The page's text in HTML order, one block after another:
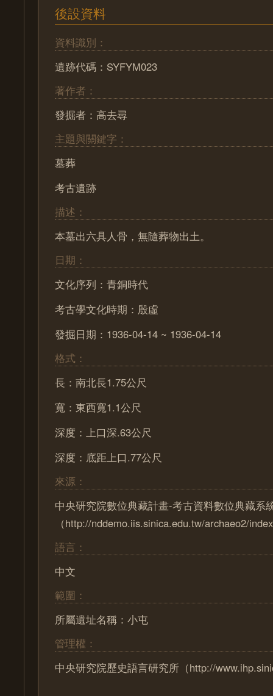
後設資料
資料識別：
遺跡代碼：SYFYM023
著作者：
發掘者：高去尋
主題與關鍵字：
墓葬
考古遺跡
描述：
本墓出六具人骨，無隨葬物出土。
日期：
文化序列：青銅時代
考古學文化時期：殷虛
發掘日期：1936-04-14 ~ 1936-04-14
格式：
長：南北長1.75公尺
寬：東西寬1.1公尺
深度：上口深.63公尺
深度：底距上口.77公尺
來源：
中央研究院數位典藏計畫-考古資料數位典藏系
（http://nddemo.iis.sinica.edu.tw/archaeo2/
語言：
中文
範圍：
所屬遺址名稱：小屯
管理權：
中央研究院歷史語言研究所（http://